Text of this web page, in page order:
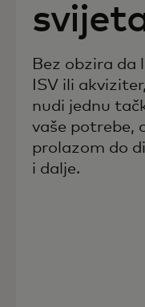
Bez obzira da
ISV ili
nudi jednu
vaše potrebe,
prolazom do
i dalje.